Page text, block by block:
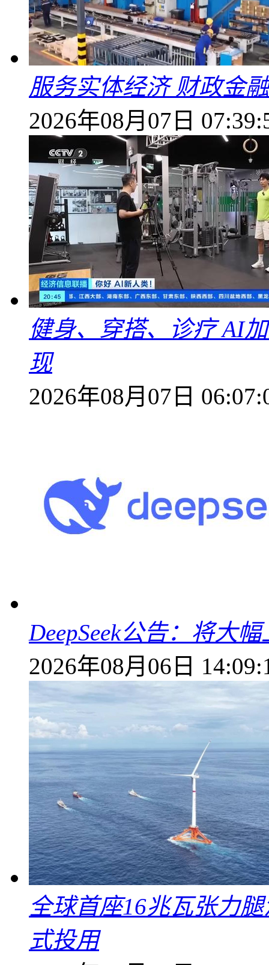
服务实体经济 财政金
2026年08月07日
健身、穿搭、诊疗 AI
现
2026年08月07日
DeepSeek公告：将大
2026年08月06日
全球首座16兆瓦张力
式投用